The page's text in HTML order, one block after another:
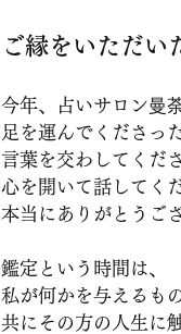
ご縁をいただい
今年、占いサロン曼
足を運んでくださっ
言葉を交わしてくだ
心を開いて話してく
本当にありがとうご
鑑定という時間は、
私が何かを与えるも
共にその方の人生に